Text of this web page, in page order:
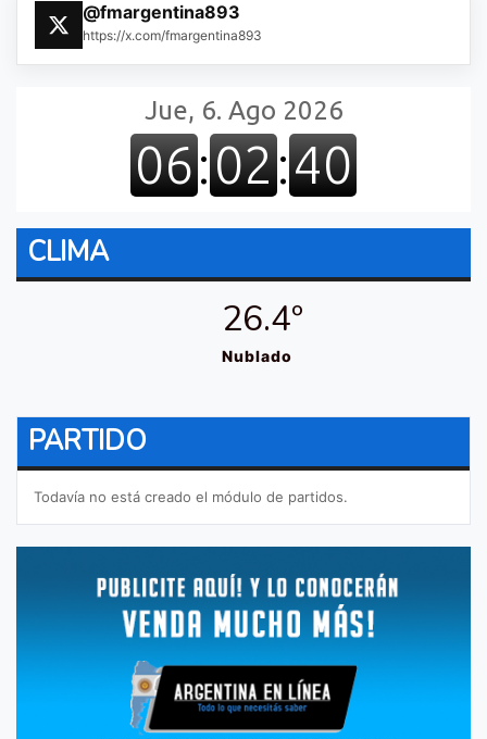
@fmargentina893
https://x.com/fmargentina893
CLIMA
26.4º
Nublado
PARTIDO
Todavía no está creado el módulo de partidos.